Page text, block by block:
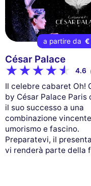
a partire da €
César Palace
4.6
Il celebre cabaret Oh!
by César Palace Paris
il suo successo a una
combinazione
umorismo e fascino.
Preparatevi, il
vi renderà parte della